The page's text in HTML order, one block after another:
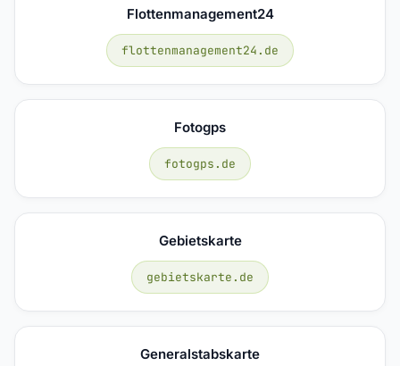
Flottenmanagement24
flottenmanagement24.de
Fotogps
fotogps.de
Gebietskarte
gebietskarte.de
Generalstabskarte